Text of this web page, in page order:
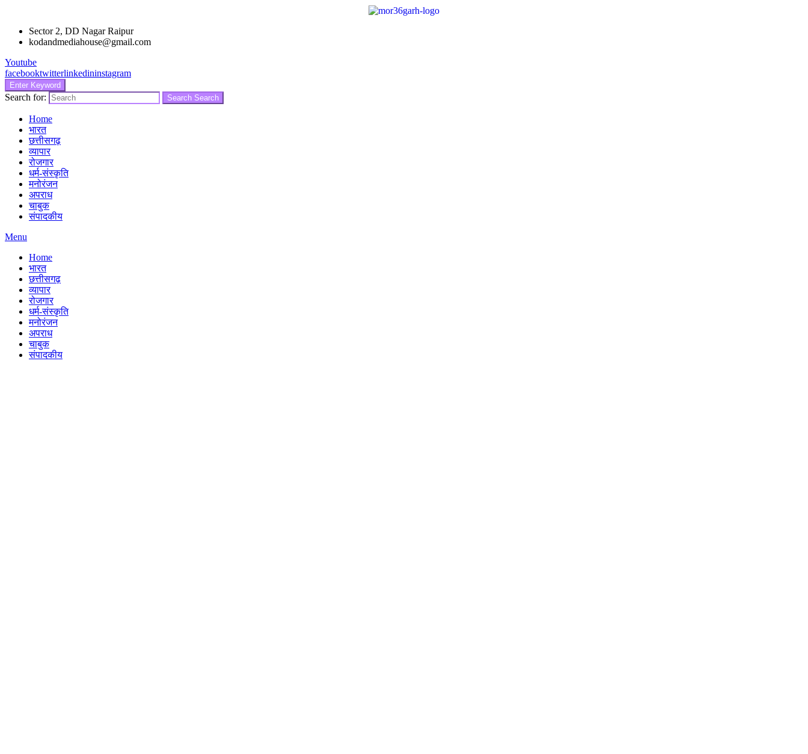
Sector 2, DD Nagar Raipur
kodandmediahouse@gmail.com
Youtube
facebooktwitterlinkedininstagram
Enter Keyword
Search for: Search Search
Home
भारत
छत्तीसगढ़
व्यापार
रोजगार
धर्म-संस्कृति
मनोरंजन
अपराध
चाबुक
संपादकीय
Menu
Home
भारत
छत्तीसगढ़
व्यापार
रोजगार
धर्म-संस्कृति
मनोरंजन
अपराध
चाबुक
संपादकीय